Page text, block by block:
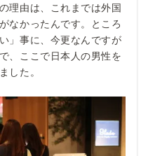
理由は、これまでは外国
なかったんです。ところ
」事に、今更なんですが
、ここで日本人の男性を
した。